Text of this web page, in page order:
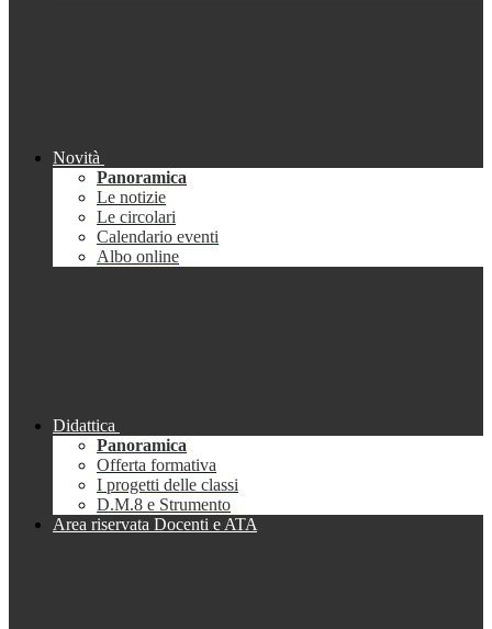
Novità
Panoramica
Le notizie
Le circolari
Calendario eventi
Albo online
Didattica
Panoramica
Offerta formativa
I progetti delle classi
D.M.8 e Strumento
Area riservata Docenti e ATA